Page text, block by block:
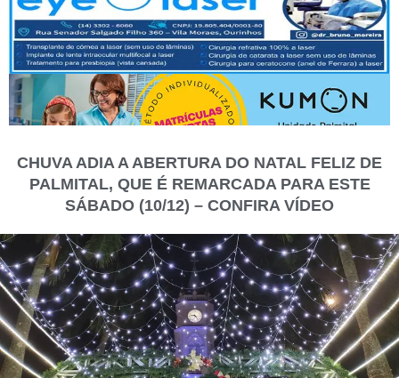
CHUVA ADIA A ABERTURA DO NATAL FELIZ DE
PALMITAL, QUE É REMARCADA PARA ESTE
SÁBADO (10/12) – CONFIRA VÍDEO